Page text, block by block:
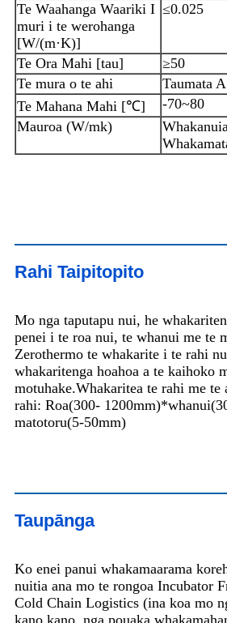
Te Waahanga Waariki I
muri i te werohanga
[W/(m·K)]
≤0.025
Te Ora Mahi [tau]
≥50
Te mura o te ahi
Taumata A
Te Mahana Mahi [℃]
-70~80
Mauroa (W/mk)
Rahi Taipitopito
Mo nga taputapu nui, he
penei i te roa nui, te whanui me te
Zerothermo te whakarite i te rahi
whakaritenga hoahoa a te kaihoko
motuhake.Whakaritea te rahi me te
rahi: Roa(300-
matotoru(5-50mm)
Taupānga
Ko enei panui whakamaarama
nuitia ana mo te rongoa Incubator
Cold Chain Logistics (ina koa mo